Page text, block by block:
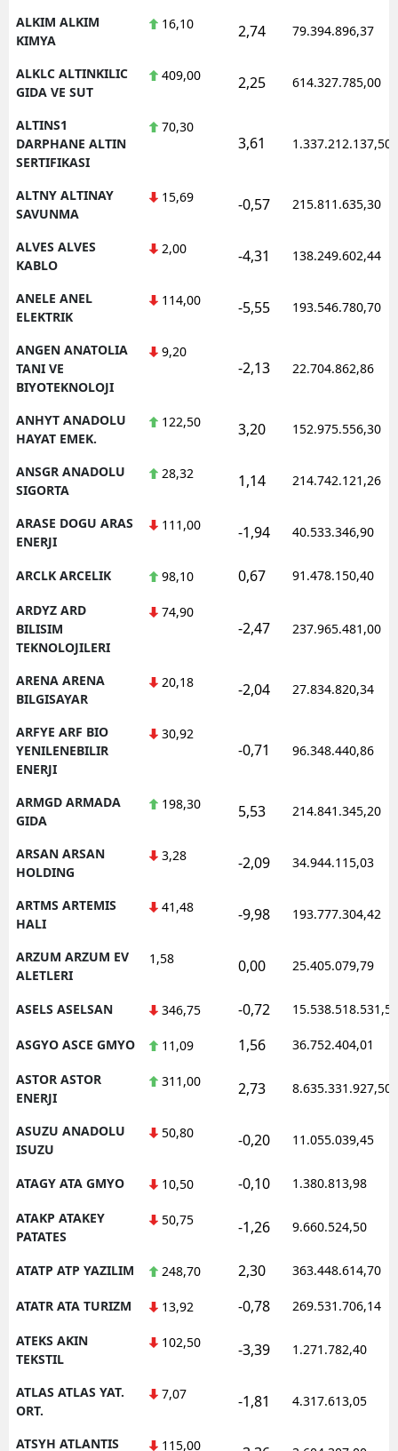
ALKIM ALKIM
KIMYA
16,10 2,74 79.394.896,37
ALKLC ALTINKILIC
GIDA VE SUT
409,00 2,25 614.327.785,00
ALTINS1
DARPHANE ALTIN
SERTIFIKASI
70,30
3,61 1.337.212.137,50
ALTNY ALTINAY
SAVUNMA
15,69 -0,57 215.811.635,30
ALVES ALVES
KABLO
2,00 -4,31 138.249.602,44
ANELE ANEL
ELEKTRIK
114,00 -5,55 193.546.780,70
ANGEN ANATOLIA
TANI VE
BIYOTEKNOLOJI
9,20
-2,13 22.704.862,86
ANHYT ANADOLU
HAYAT EMEK.
122,50 3,20 152.975.556,30
ANSGR ANADOLU
SIGORTA
28,32 1,14 214.742.121,26
ARASE DOGU ARAS
ENERJI
111,00 -1,94 40.533.346,90
ARCLK ARCELIK 98,10 0,67 91.478.150,40
ARDYZ ARD
BILISIM
TEKNOLOJILERI
74,90
-2,47 237.965.481,00
ARENA ARENA
BILGISAYAR
20,18 -2,04 27.834.820,34
ARFYE ARF BIO
YENILENEBILIR
ENERJI
30,92
-0,71 96.348.440,86
ARMGD ARMADA
GIDA
198,30 5,53 214.841.345,20
ARSAN ARSAN
HOLDING
3,28 -2,09 34.944.115,03
ARTMS ARTEMIS
HALI
41,48 -9,98 193.777.304,42
ARZUM ARZUM EV
ALETLERI
1,58 0,00 25.405.079,79
ASELS ASELSAN 346,75 -0,72 15.538.518.531,50
ASGYO ASCE GMYO 11,09 1,56 36.752.404,01
ASTOR ASTOR
ENERJI
311,00 2,73 8.635.331.927,50
ASUZU ANADOLU
ISUZU
50,80 -0,20 11.055.039,45
ATAGY ATA GMYO 10,50 -0,10 1.380.813,98
ATAKP ATAKEY
PATATES
50,75 -1,26 9.660.524,50
ATATP ATP YAZILIM 248,70 2,30 363.448.614,70
ATATR ATA TURIZM 13,92 -0,78 269.531.706,14
ATEKS AKIN
TEKSTIL
102,50 -3,39 1.271.782,40
ATLAS ATLAS YAT.
ORT.
7,07 -1,81 4.317.613,05
ATSYH ATLANTIS 115,00